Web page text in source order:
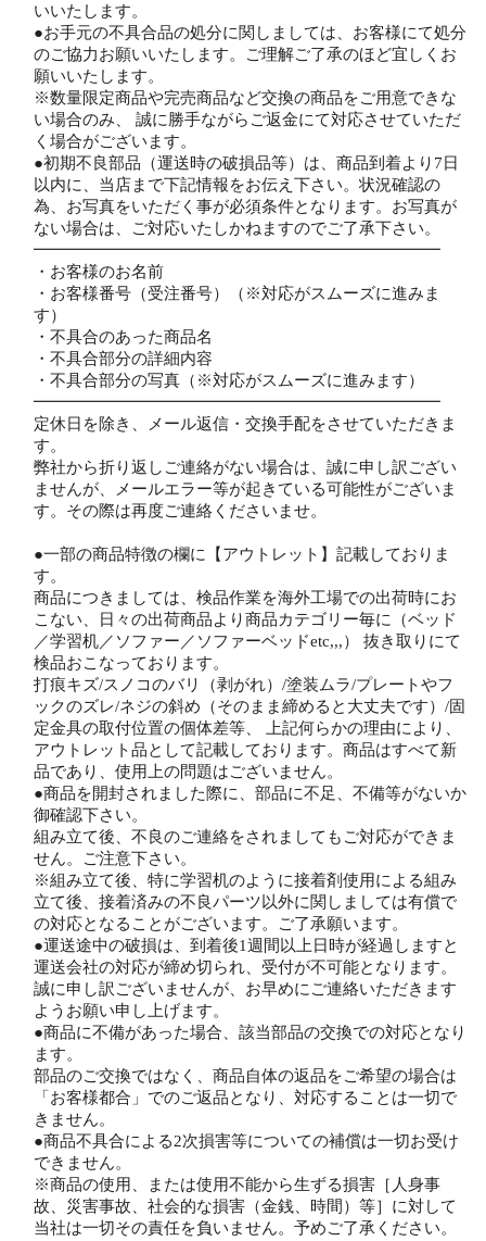
いいたします。
●お手元の不具合品の処分に関しましては、お客様にて処分
のご協力お願いいたします。ご理解ご了承のほど宜しくお
願いいたします。
※数量限定商品や完売商品など交換の商品をご用意できな
い場合のみ、 誠に勝手ながらご返金にて対応させていただ
く場合がございます。
●初期不良部品（運送時の破損品等）は、商品到着より7日
以内に、当店まで下記情報をお伝え下さい。状況確認の
為、お写真をいただく事が必須条件となります。お写真が
ない場合は、ご対応いたしかねますのでご了承下さい。
━━━━━━━━━━━━━━━━━━━━━━━━━
・お客様のお名前
・お客様番号（受注番号）（※対応がスムーズに進みま
す）
・不具合のあった商品名
・不具合部分の詳細内容
・不具合部分の写真（※対応がスムーズに進みます）
━━━━━━━━━━━━━━━━━━━━━━━━━
定休日を除き、メール返信・交換手配をさせていただきま
す。
弊社から折り返しご連絡がない場合は、誠に申し訳ござい
ませんが、メールエラー等が起きている可能性がございま
す。その際は再度ご連絡くださいませ。
●一部の商品特徴の欄に【アウトレット】記載しておりま
す。
商品につきましては、検品作業を海外工場での出荷時にお
こない、日々の出荷商品より商品カテゴリー毎に（ベッド
／学習机／ソファー／ソファーベッドetc,,,） 抜き取りにて
検品おこなっております。
打痕キズ/スノコのバリ（剥がれ）/塗装ムラ/プレートやフ
ックのズレ/ネジの斜め（そのまま締めると大丈夫です）/固
定金具の取付位置の個体差等、 上記何らかの理由により、
アウトレット品として記載しております。商品はすべて新
品であり、使用上の問題はございません。
●商品を開封されました際に、部品に不足、不備等がないか
御確認下さい。
組み立て後、不良のご連絡をされましてもご対応ができま
せん。ご注意下さい。
※組み立て後、特に学習机のように接着剤使用による組み
立て後、接着済みの不良パーツ以外に関しましては有償で
の対応となることがございます。ご了承願います。
●運送途中の破損は、到着後1週間以上日時が経過しますと
運送会社の対応が締め切られ、受付が不可能となります。
誠に申し訳ございませんが、お早めにご連絡いただきます
ようお願い申し上げます。
●商品に不備があった場合、該当部品の交換での対応となり
ます。
部品のご交換ではなく、商品自体の返品をご希望の場合は
「お客様都合」でのご返品となり、対応することは一切で
きません。
●商品不具合による2次損害等についての補償は一切お受け
できません。
※商品の使用、または使用不能から生ずる損害［人身事
故、災害事故、社会的な損害（金銭、時間）等］に対して
当社は一切その責任を負いません。予めご了承ください。